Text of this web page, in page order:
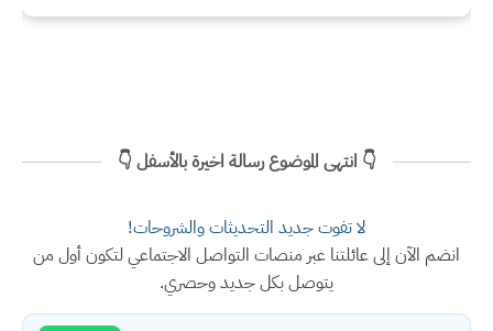
👇 انتهى الموضوع رسالة اخيرة بالأسفل 👇
لا تفوت جديد التحديثات والشروحات!
انضم الآن إلى عائلتنا عبر منصات التواصل الاجتماعي لتكون أول من
يتوصل بكل جديد وحصري.